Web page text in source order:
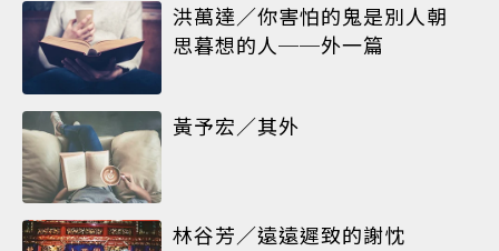
洪萬達／你害怕的鬼是別人朝
思暮想的人──外一篇
黃予宏／其外
林谷芳／遠遠遲致的謝忱